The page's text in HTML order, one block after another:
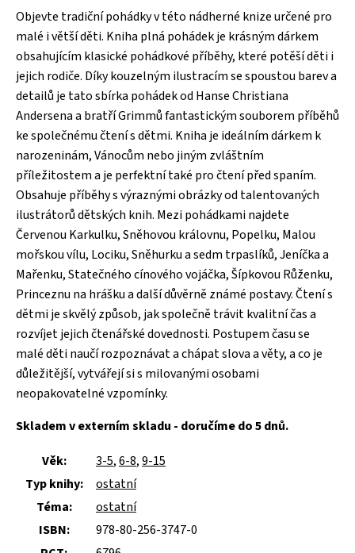
Objevte tradiční pohádky v této nádherné knize určené pro
malé i větší děti. Kniha plná pohádek je krásným dárkem
obsahujícím klasické pohádkové příběhy, které potěší děti i
jejich rodiče. Díky kouzelným ilustracím se spoustou barev a
detailů je tato sbírka pohádek od Hanse Christiana
Andersena a bratří Grimmů fantastickým souborem příběhů
ke společnému čtení s dětmi. Kniha je ideálním dárkem k
narozeninám, Vánocům nebo jiným zvláštním
příležitostem a je perfektní také pro čtení před spaním.
Obsahuje příběhy s výraznými obrázky od talentovaných
ilustrátorů dětských knih. Mezi pohádkami najdete
Červenou Karkulku, Sněhovou královnu, Popelku, Malou
mořskou vílu, Lociku, Sněhurku a sedm trpaslíků, Jeníčka a
Mařenku, Statečného cínového vojáčka, Šípkovou Růženku,
Princeznu na hrášku a další důvěrně známé postavy. Čtení s
dětmi je skvělý způsob, jak společně trávit kvalitní čas a
rozvíjet jejich čtenářské dovednosti. Postupem času se
malé děti naučí rozpoznávat a chápat slova a věty, a co je
důležitější, vytvářejí si s milovanými osobami
neopakovatelné vzpomínky.
Skladem v externím skladu - doručíme do 5 dnů.
Věk:
3-5,6-8,9-15
Typ knihy:
ostatní
Téma:
ostatní
ISBN:
978-80-256-3747-0